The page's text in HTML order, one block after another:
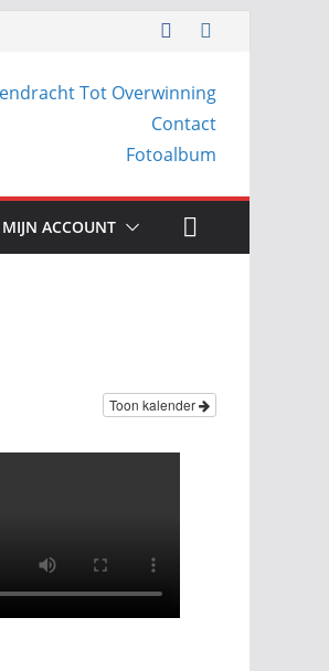
Tot Overwinning
Contact
Fotoalbum
MIJN ACCOUNT
Toon kalender